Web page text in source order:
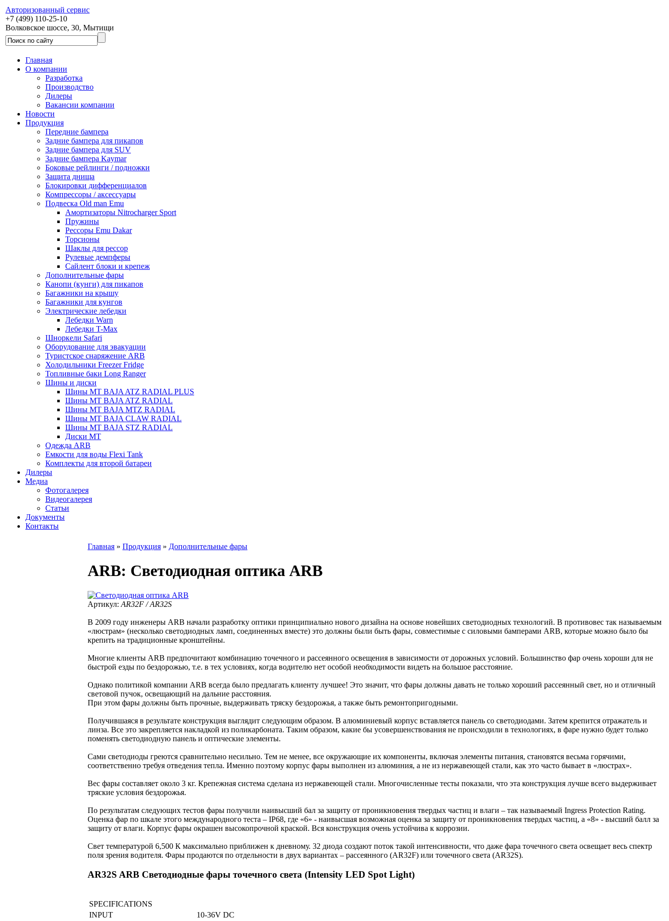
Авторизованный сервис
+7 (499) 110-25-10
Волковское шоссе, 30, Мытищи
Главная
О компании
Разработка
Производство
Дилеры
Вакансии компании
Новости
Продукция
Передние бампера
Задние бампера для пикапов
Задние бампера для SUV
Задние бампера Kaymar
Боковые рейлинги / подножки
Защита днища
Блокировки дифференциалов
Компрессоры / аксессуары
Подвеска Old man Emu
Амортизаторы Nitrocharger Sport
Пружины
Рессоры Emu Dakar
Торсионы
Шаклы для рессор
Рулевые демпферы
Сайлент блоки и крепеж
Дополнительные фары
Канопи (кунги) для пикапов
Багажники на крышу
Багажники для кунгов
Электрические лебедки
Лебедки Warn
Лебедки T-Max
Шноркели Safari
Оборудование для эвакуации
Туристское снаряжение ARB
Холодильники Freezer Fridge
Топливные баки Long Ranger
Шины и диски
Шины MT BAJA ATZ RADIAL PLUS
Шины MT BAJA ATZ RADIAL
Шины MT BAJA MTZ RADIAL
Шины MT BAJA CLAW RADIAL
Шины MT BAJA STZ RADIAL
Диски MT
Одежда ARB
Емкости для воды Flexi Tank
Комплекты для второй батареи
Дилеры
Медиа
Фотогалерея
Видеогалерея
Статьи
Документы
Контакты
Главная » Продукция » Дополнительные фары
ARB: Светодиодная оптика ARB
Артикул: AR32F / AR32S
В 2009 году инженеры ARB начали разработку оптики принципиально нового дизайна на основе новейших светодиодных технологий. В противовес так называемым
«люстрам» (несколько светодиодных ламп, соединенных вместе) это должны были быть фары, совместимые с силовыми бамперами ARB, которые можно было бы
крепить на традиционные кронштейны.
Многие клиенты ARB предпочитают комбинацию точечного и рассеянного освещения в зависимости от дорожных условий. Большинство фар очень хороши для не
быстрой езды по бездорожью, т.е. в тех условиях, когда водителю нет особой необходимости видеть на большое расстояние.
Однако политикой компании ARB всегда было предлагать клиенту лучшее! Это значит, что фары должны давать не только хороший рассеянный свет, но и отличный
световой пучок, освещающий на дальние расстояния.
При этом фары должны быть прочные, выдерживать тряску бездорожья, а также быть ремонтопригодными.
Получившаяся в результате конструкция выглядит следующим образом. В алюминиевый корпус вставляется панель со светодиодами. Затем крепится отражатель и
линза. Все это закрепляется накладкой из поликарбоната. Таким образом, какие бы усовершенствования не происходили в технологиях, в фаре нужно будет только
поменять светодиодную панель и оптические элементы.
Сами светодиоды греются сравнительно несильно. Тем не менее, все окружающие их компоненты, включая элементы питания, становятся весьма горячими,
соответственно требуя отведения тепла. Именно поэтому корпус фары выполнен из алюминия, а не из нержавеющей стали, как это часто бывает в «люстрах».
Вес фары составляет около 3 кг. Крепежная система сделана из нержавеющей стали. Многочисленные тесты показали, что эта конструкция лучше всего выдерживает
тряские условия бездорожья.
По результатам следующих тестов фары получили наивысший бал за защиту от проникновения твердых частиц и влаги – так называемый Ingress Protection Rating.
Оценка фар по шкале этого международного теста – IP68, где «6» - наивысшая возможная оценка за защиту от проникновения твердых частиц, а «8» - высший балл за
защиту от влаги. Корпус фары окрашен высокопрочной краской. Вся конструкция очень устойчива к коррозии.
Свет температурой 6,500 К максимально приближен к дневному. 32 диода создают поток такой интенсивности, что даже фара точечного света освещает весь спектр
поля зрения водителя. Фары продаются по отдельности в двух вариантах – рассеянного (AR32F) или точечного света (AR32S).
AR32S ARB Светодиодные фары точечного света (Intensity LED Spot Light)
SPECIFICATIONS
INPUT
10-36V DC